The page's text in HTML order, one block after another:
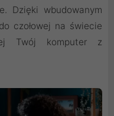
Dzięki wbudowanym
czołowej na świecie
Twój komputer z